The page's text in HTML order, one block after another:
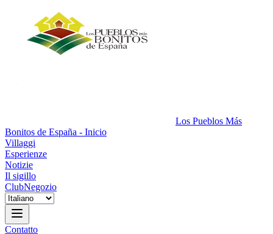
Los Pueblos Más
Bonitos de España - Inicio
Villaggi
Esperienze
Notizie
Il sigillo
ClubNegozio
Contatto